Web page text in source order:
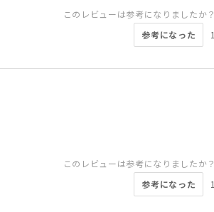
このレビューは参考になりましたか？
参考になった
1
このレビューは参考になりましたか？
参考になった
1